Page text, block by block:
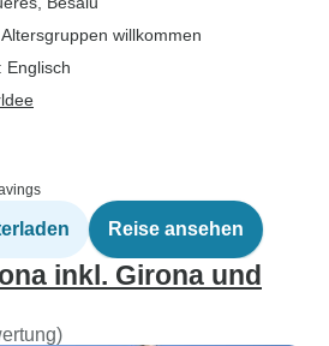
willkommen
Englisch
Reise ansehen
inkl. Girona und